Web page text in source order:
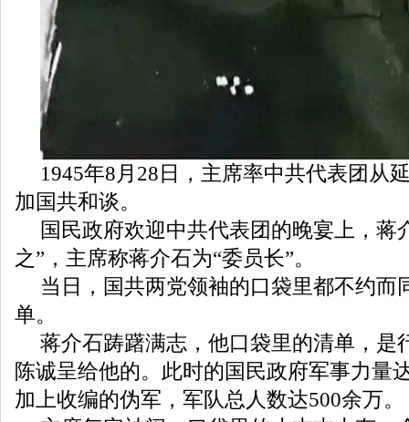
1945年8月28日，主席率中共代表团从
加国共和谈。
国民政府欢迎中共代表团的晚宴上，蒋
之”，主席称蒋介石为“委员长”。
当日，国共两党领袖的口袋里都不约而
单。
蒋介石踌躇满志，他口袋里的清单，是
陈诚呈给他的。此时的国民政府军事力量
加上收编的伪军，军队总人数达500余万。